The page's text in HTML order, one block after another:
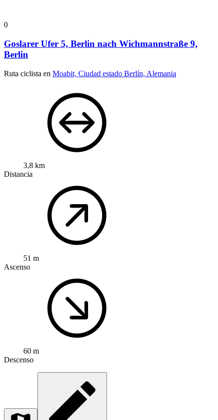
0
Goslarer Ufer 5, Berlin nach Wichmannstraße 9,
Berlin
Ruta ciclista en Moabit, Ciudad estado Berlín, Alemania
3,8 km
Distancia
51 m
Ascenso
60 m
Descenso